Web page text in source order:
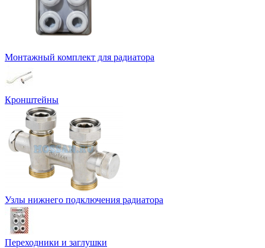
Монтажный комплект для радиатора
Кронштейны
Узлы нижнего подключения радиатора
Переходники и заглушки